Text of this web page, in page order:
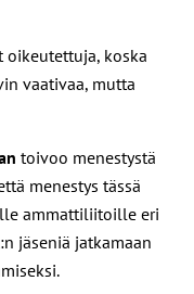
oikeutettuja, koska
vaativaa, mutta
toivoo menestystä
menestys tässä
ammattiliitoille eri
jäseniä jatkamaan